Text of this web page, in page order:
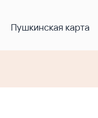
Пушкинская карта